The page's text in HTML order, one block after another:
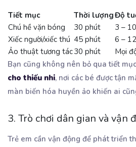
Tiết mục Thời lượngĐộ
Chú hề vặn bóng
30 phút
3 –
Xiếc người/xiếc thú 45 phút
6 –
Ảo thuật tương tác30 phút
Mọi
Bạn cũng không nên bỏ qua tiết mục
cho thiếu nhi, nơi các bé được tận
màn biến hóa huyền ảo khiến ai
3. Trò chơi dân gian và vận
Trẻ em cần vận động để phát triển